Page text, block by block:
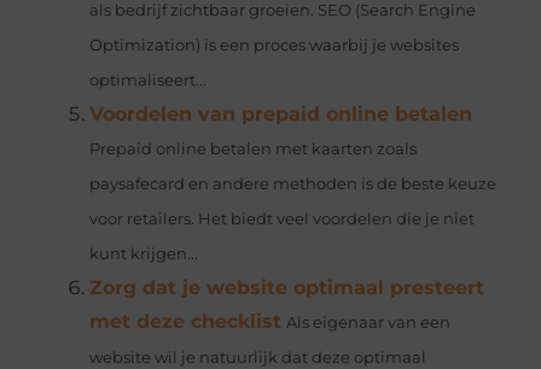
als bedrijf zichtbaar groeien. SEO (Search Engine
Optimization) is een proces waarbij je websites
optimaliseert...
Voordelen van prepaid online betalen
Prepaid online betalen met kaarten zoals
paysafecard en andere methoden is de beste keuze
voor retailers. Het biedt veel voordelen die je niet
kunt krijgen...
Zorg dat je website optimaal presteert
met deze checklist Als eigenaar van een
website wil je natuurlijk dat deze optimaal